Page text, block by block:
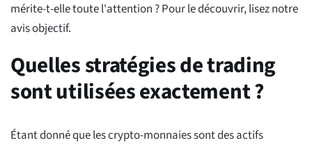
mérite-t-elle toute l'attention ? Pour le découvrir, lisez notre
avis objectif.
Quelles stratégies de trading
sont utilisées exactement ?
Étant donné que les crypto-monnaies sont des actifs